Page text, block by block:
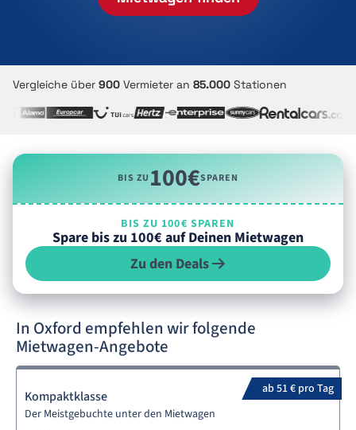
Vergleiche über 900 Vermieter an 85.000 Stationen
BIS ZU100€SPAREN
BIS ZU 100€ SPAREN
Spare bis zu 100€ auf Deinen Mietwagen
Zu den Deals
In Oxford empfehlen wir folgende
Mietwagen-Angebote
ab 51 € pro Tag
Kompaktklasse
Der Meistgebuchte unter den Mietwagen